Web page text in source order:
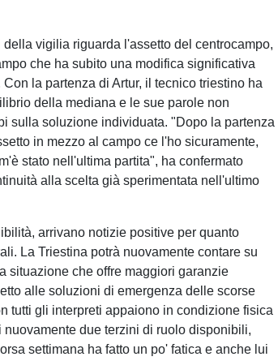
vigilia riguarda l'assetto del centrocampo,
che ha subito una modifica significativa
la partenza di Artur, il tecnico triestino ha
della mediana e le sue parole non
sulla soluzione individuata. "Dopo la partenza
in mezzo al campo ce l'ho sicuramente,
stato nell'ultima partita", ha confermato
alla scelta già sperimentata nell'ultimo
arrivano notizie positive per quanto
La Triestina potrà nuovamente contare su
situazione che offre maggiori garanzie
alle soluzioni di emergenza delle scorse
tutti gli interpreti appaiono in condizione fisica
due terzini di ruolo disponibili,
settimana ha fatto un po' fatica e anche lui